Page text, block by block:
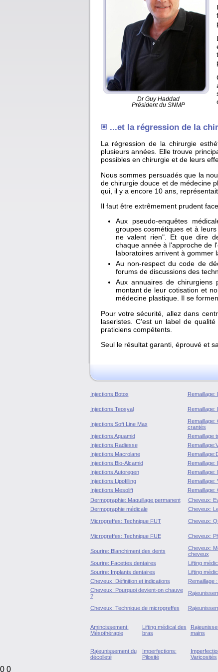
Dr Guy Haddad
Président du SNMP
...et la régression de la
La régression de la chirurgie
plusieurs années. Elle trouve
possibles en chirurgie et de leurs
Nous sommes persuadés que la
de chirurgie douce et de médecine
qui, il y a encore 10 ans,
Il faut être extrêmement prudent
Aux pseudo-enquêtes
groupes cosmétiques et à
ne valent rien". Et que dire
chaque année à l'approche de
laboratoires arrivent à gommer
Au non-respect du code de
forums de discussions des
Aux annuaires de
montant de leur cotisation et
médecine plastique. Il se
Pour votre sécurité, allez dans
laseristes. C'est un label de
praticiens compétents.
Seul le résultat garanti, éprouvé et
Injections Botox Remaillage:
Injections Teosyal Remaillage:
Injections Soft Line Max
Remaillage:
crantés
Injections Aquamid
Remaillage
Injections Radiesse
Injections Macrolane
Injections Bio-Alcamid
Remaillage:
Injections Autoregen
Remaillage:
Injections Lipofilling
Remaillage:
Injections Mesolift
Remaillage:
Dermographie: Maquillage permanent
Cheveux:
Dermographie médicale
Cheveux:
Microgreffes: Technique FUT
Cheveux:
Microgreffes: Technique FUE
Cheveux:
Sourire: Blanchiment des dents
Cheveux:
cheveux
Sourire: Facettes dentaires
Lifting
Sourire: Implants dentaires
Lifting
Cheveux: Définition et indications
Remaillage
Cheveux: Pourquoi devient-on chauve
?
Cheveux: Technique de microgreffes
Amincissement:
Mésothérapie
Lifting médical des
bras
mains
Rajeunissement du
décolleté
Imperfections:
Pilosité
Varicosités
0 0